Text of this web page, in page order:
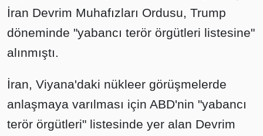
İran Devrim Muhafızları Ordusu, Trump
döneminde "yabancı terör örgütleri listesine"
alınmıştı.
İran, Viyana'daki nükleer görüşmelerde
anlaşmaya varılması için ABD'nin "yabancı
terör örgütleri" listesinde yer alan Devrim